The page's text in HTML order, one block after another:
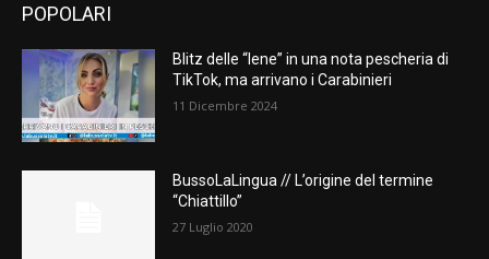
POPOLARI
Blitz delle “Iene” in una nota pescheria di
TikTok, ma arrivano i Carabinieri
11 Dicembre 2024
BussoLaLingua // L’origine del termine
“Chiattillo”
27 Luglio 2020